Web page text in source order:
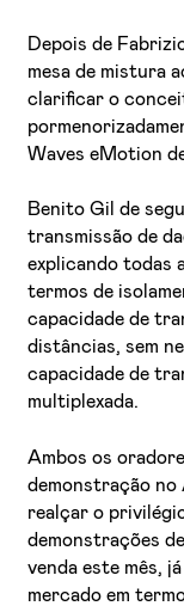
Depois de
mesa de mistura
clarificar o
Waves eMotion
Benito Gil de
transmissão de
explicando todas
termos de
capacidade de
distâncias, sem
capacidade de
multiplexada.
Ambos os
demonstração no
realçar o
demonstrações
venda este mês,
mercado em